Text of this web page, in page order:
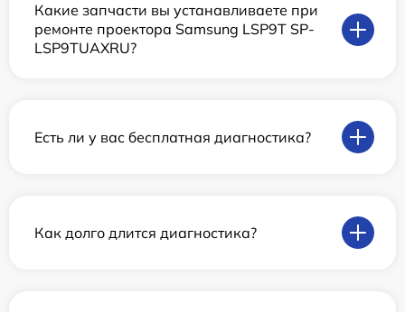
Какие запчасти вы устанавливаете при
ремонте проектора Samsung LSP9T SP-
LSP9TUAXRU?
Есть ли у вас бесплатная диагностика?
Как долго длится диагностика?